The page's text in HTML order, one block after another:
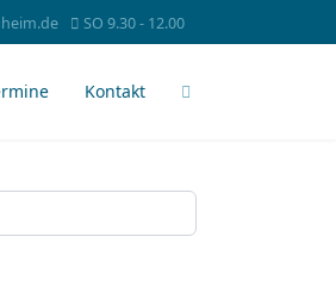
SO 9.30 - 12.00
Kontakt